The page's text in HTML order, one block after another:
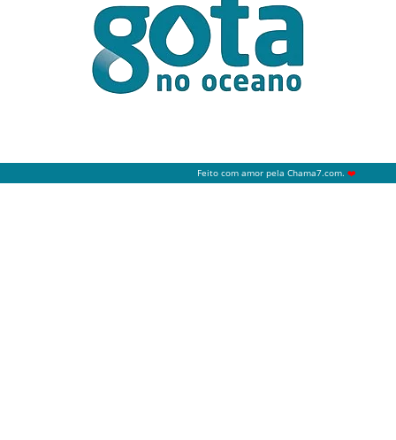
Feito com amor pelaChama7.com.❤️